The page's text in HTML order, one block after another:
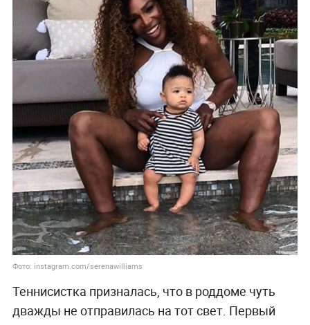
Фото: instagram.com/serenawilliams
Теннисистка призналась, что в роддоме чуть
дважды не отправилась на тот свет. Первый